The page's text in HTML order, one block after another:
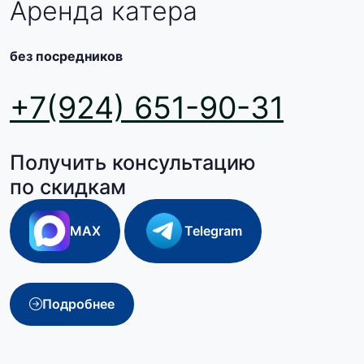
Аренда катера
без посредников
+7(924) 651-90-31
Получить консультацию
по скидкам
MAX Telegram
Подробнее